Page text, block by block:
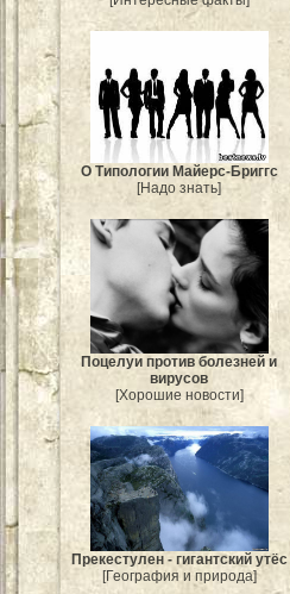
О Типологии Майерс-Бриггс
[Надо знать]
Поцелуи против болезней и
вирусов
[Хорошие новости]
Прекестулен - гигантский утёс
[География и природа]